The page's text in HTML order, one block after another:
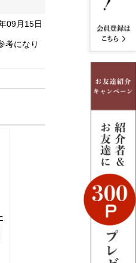
09月15日
考になり